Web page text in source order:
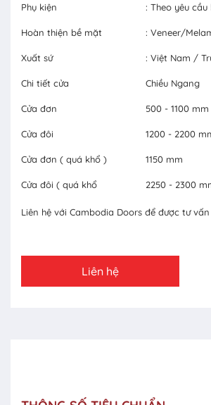
Phụ kiện : Theo yêu
Hoàn thiện bề mặt : Veneer/
Xuất sứ : Việt Nam /
Chi tiết cửa Chiều Ngang
Cửa đơn 500 - 1100 mm
Cửa đôi 1200 - 2200
Cửa đơn ( quá khổ ) 1150 mm
Cửa đôi ( quá khổ 2250 - 2300
Liên hệ với Cambodia Doors để được tư
Liên hệ